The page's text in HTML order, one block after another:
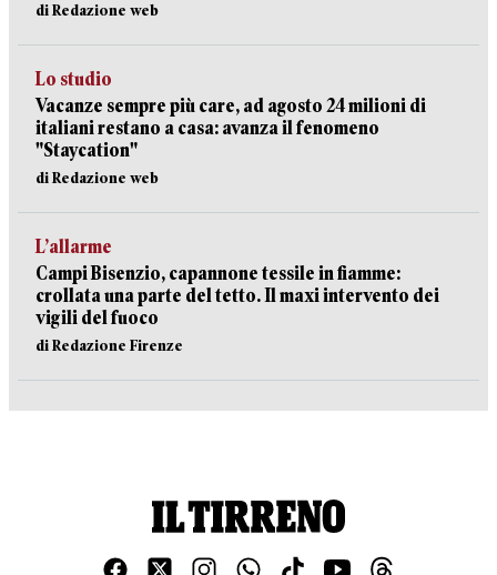
di Redazione web
Lo studio
Vacanze sempre più care, ad agosto 24 milioni di
italiani restano a casa: avanza il fenomeno
"Staycation"
di Redazione web
L’allarme
Campi Bisenzio, capannone tessile in fiamme:
crollata una parte del tetto. Il maxi intervento dei
vigili del fuoco
di Redazione Firenze